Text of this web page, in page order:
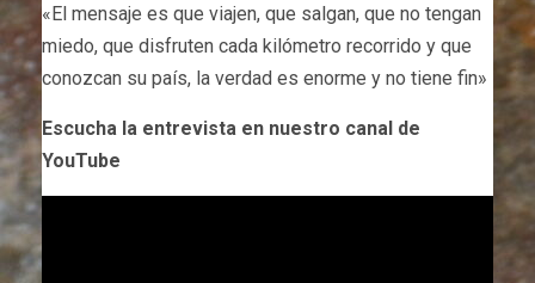
«El mensaje es que viajen, que salgan, que no tengan
miedo, que disfruten cada kilómetro recorrido y que
conozcan su país, la verdad es enorme y no tiene fin»
Escucha la entrevista en nuestro canal de
YouTube